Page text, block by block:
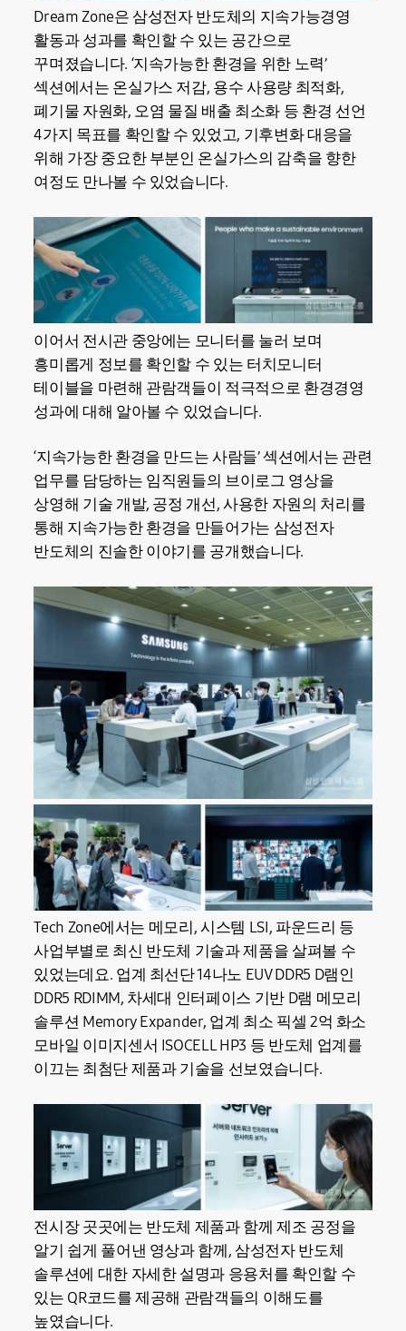
Dream Zone은 삼성전자 반도체의 지속가능경영
활동과 성과를 확인할 수 있는 공간으로
꾸며졌습니다. ‘지속가능한 환경을 위한 노력’
섹션에서는 온실가스 저감, 용수 사용량 최적화,
폐기물 자원화, 오염 물질 배출 최소화 등 환경 선언
4가지 목표를 확인할 수 있었고, 기후변화 대응을
위해 가장 중요한 부분인 온실가스의 감축을 향한
여정도 만나볼 수 있었습니다.
이어서 전시관 중앙에는 모니터를 눌러 보며
흥미롭게 정보를 확인할 수 있는 터치모니터
테이블을 마련해 관람객들이 적극적으로 환경경영
성과에 대해 알아볼 수 있었습니다.
‘지속가능한 환경을 만드는 사람들’ 섹션에서는 관련
업무를 담당하는 임직원들의 브이로그 영상을
상영해 기술 개발, 공정 개선, 사용한 자원의 처리를
통해 지속가능한 환경을 만들어가는 삼성전자
반도체의 진솔한 이야기를 공개했습니다.
Tech Zone에서는 메모리, 시스템 LSI, 파운드리 등
사업부별로 최신 반도체 기술과 제품을 살펴볼 수
있었는데요. 업계 최선단 14나노 EUV DDR5 D램인
DDR5 RDIMM, 차세대 인터페이스 기반 D램 메모리
솔루션 Memory Expander, 업계 최소 픽셀 2억 화소
모바일 이미지센서 ISOCELL HP3 등 반도체 업계를
이끄는 최첨단 제품과 기술을 선보였습니다.
전시장 곳곳에는 반도체 제품과 함께 제조 공정을
알기 쉽게 풀어낸 영상과 함께, 삼성전자 반도체
솔루션에 대한 자세한 설명과 응용처를 확인할 수
있는 QR코드를 제공해 관람객들의 이해도를
높였습니다.